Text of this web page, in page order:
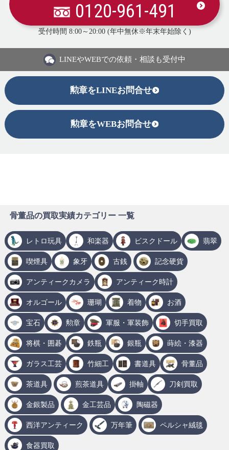
0120-961-491
受付時間 8:00～20:00 (年中無休※年末年始除く)
LINEやWEBでの依頼・相談も受付中
勲章をLINEお問合せ
勲章をWEBお問合せ
骨董品の買取実績カテゴリー 一覧
レトロ玩具 和楽器 ビスクドール 翡翠
喫煙具 象牙 古銭 記念硬貨
アンティークカメラ アンティーク時計
オルゴール 珊瑚 着物 お酒
宝石 勲章 軍服・軍装飾 切手買取
将棋・囲碁 鉄瓶 銀瓶 蒔絵・漆器
ガラス工芸 竹細工 書道具 骨董品
茶道具 煎茶道具 掛軸 刀剣買取
金銀製品 金工芸品 陶磁器
西洋アンティーク 万年筆 ペルシャ絨毯
食器買取